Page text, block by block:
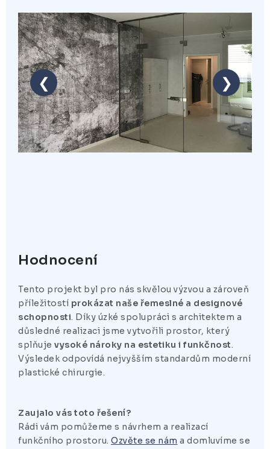
❮ ❯
Hodnocení
Tento projekt byl pro nás skvělou výzvou a zároveň
příležitostí prokázat naše řemeslné a designové
schopnosti. Díky úzké spolupráci s architektem a
důsledné realizaci jsme vytvořili prostor, který
splňuje vysoké nároky na estetiku i funkčnost.
Výsledek odpovídá nejvyšším standardům moderní
plastické chirurgie.
Zaujalo vás toto řešení?
Rádi vám pomůžeme s návrhem a realizací
funkčního prostoru. Ozvěte se nám a domluvíme se